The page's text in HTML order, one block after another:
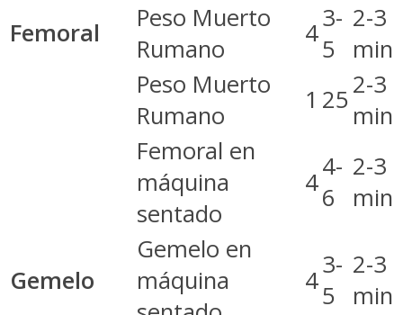
Femoral
Peso Muerto
Rumano
43-
5
2-3
min
Peso Muerto
Rumano
1 25 2-3
min
Femoral en
máquina
sentado
4
4-
6
2-3
min
Gemelo
Gemelo en
máquina
4
3-
5
2-3
min